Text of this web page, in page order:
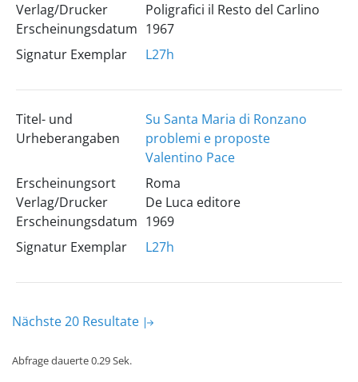
Verlag/Drucker
Erscheinungsdatum
Poligrafici il Resto del Carlino
1967
Signatur Exemplar
L27h
Titel- und
Urheberangaben
Su Santa Maria di Ronzano
problemi e proposte
Valentino Pace
Erscheinungsort
Verlag/Drucker
Erscheinungsdatum
Roma
De Luca editore
1969
Signatur Exemplar
L27h
Nächste 20 Resultate
Abfrage dauerte 0.29 Sek.